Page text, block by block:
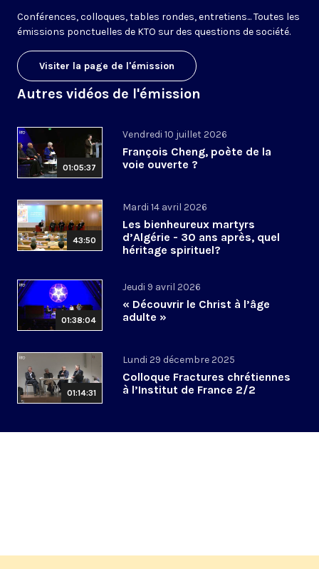
Conférences, colloques, tables rondes, entretiens... Toutes les
émissions ponctuelles de KTO sur des questions de société.
Visiter la page de l'émission
Autres vidéos de l'émission
01:05:37
Vendredi 10 juillet 2026
François Cheng, poète de la
voie ouverte ?
43:50
Mardi 14 avril 2026
Les bienheureux martyrs
d’Algérie - 30 ans après, quel
héritage spirituel?
01:38:04
Jeudi 9 avril 2026
« Découvrir le Christ à l’âge
adulte »
01:14:31
Lundi 29 décembre 2025
Colloque Fractures chrétiennes
à l’Institut de France 2/2